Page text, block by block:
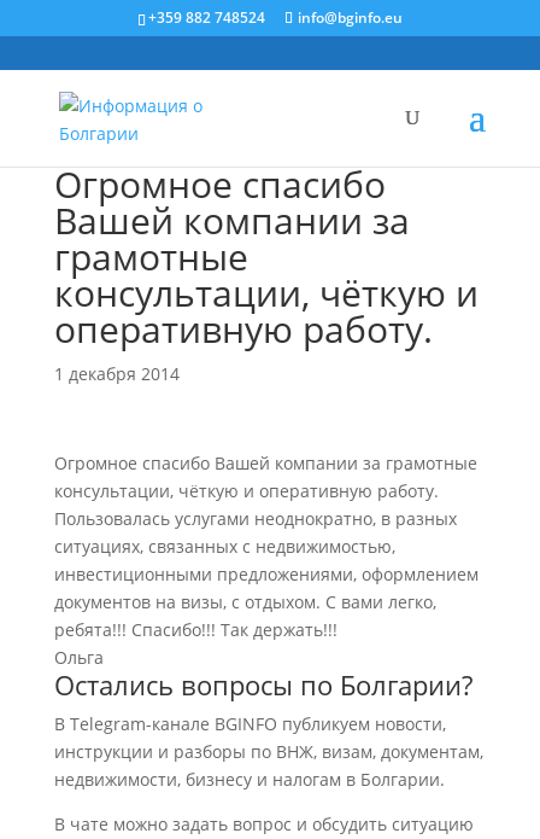
+359 882 748524 info@bginfo.eu
Огромное спасибо
Вашей компании за
грамотные
консультации, чёткую и
оперативную работу.
1 декабря 2014
Огромное спасибо Вашей компании за грамотные
консультации, чёткую и оперативную работу.
Пользовалась услугами неоднократно, в разных
ситуациях, связанных с недвижимостью,
инвестиционными предложениями, оформлением
документов на визы, с отдыхом. С вами легко,
ребята!!! Спасибо!!! Так держать!!!
Ольга
Остались вопросы по Болгарии?
В Telegram-канале BGINFO публикуем новости,
инструкции и разборы по ВНЖ, визам, документам,
недвижимости, бизнесу и налогам в Болгарии.
В чате можно задать вопрос и обсудить ситуацию